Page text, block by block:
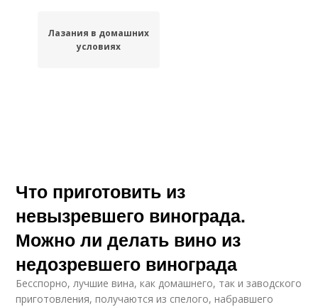
Лазания в домашних
условиях
Что приготовить из
невызревшего винограда.
Можно ли делать вино из
недозревшего винограда
Бесспорно, лучшие вина, как домашнего, так и заводского
приготовления, получаются из спелого, набравшего